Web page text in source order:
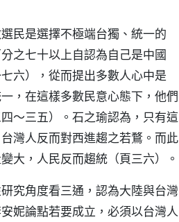
民是選擇不極端台獨、統一的
之七十以上自認為自己是中國
六），從而提出多數人心中是
，在這樣多數民意心態下，他們
～三五）。石之瑜認為，只有這
灣人反而對西進趨之若鶩。而此
大，人民反而趨統（頁三六）。
究角度看三通，認為大陸與台灣
妮論點若要成立，必須以台灣人